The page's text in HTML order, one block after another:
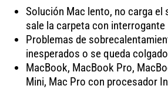
Solución Mac lento, no carga el
sale la carpeta con interrogante
Problemas de
inesperados o se queda colgado
MacBook, MacBook Pro,
Mini, Mac Pro con procesador